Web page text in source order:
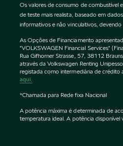
Os valores de consumo de combustível
de teste mais realista, baseado em
informativos e não vinculativos,
As Opções de Financiamento
"VOLKSWAGEN Financial Services"
Rua Gifhorner Strasse, 57, 38112
através da Volkswagen Renting
registada como intermediária de crédito
aqui.
*Chamada para Rede fixa Nacional
A potência máxima é determinada de
temperatura ideal. A potência